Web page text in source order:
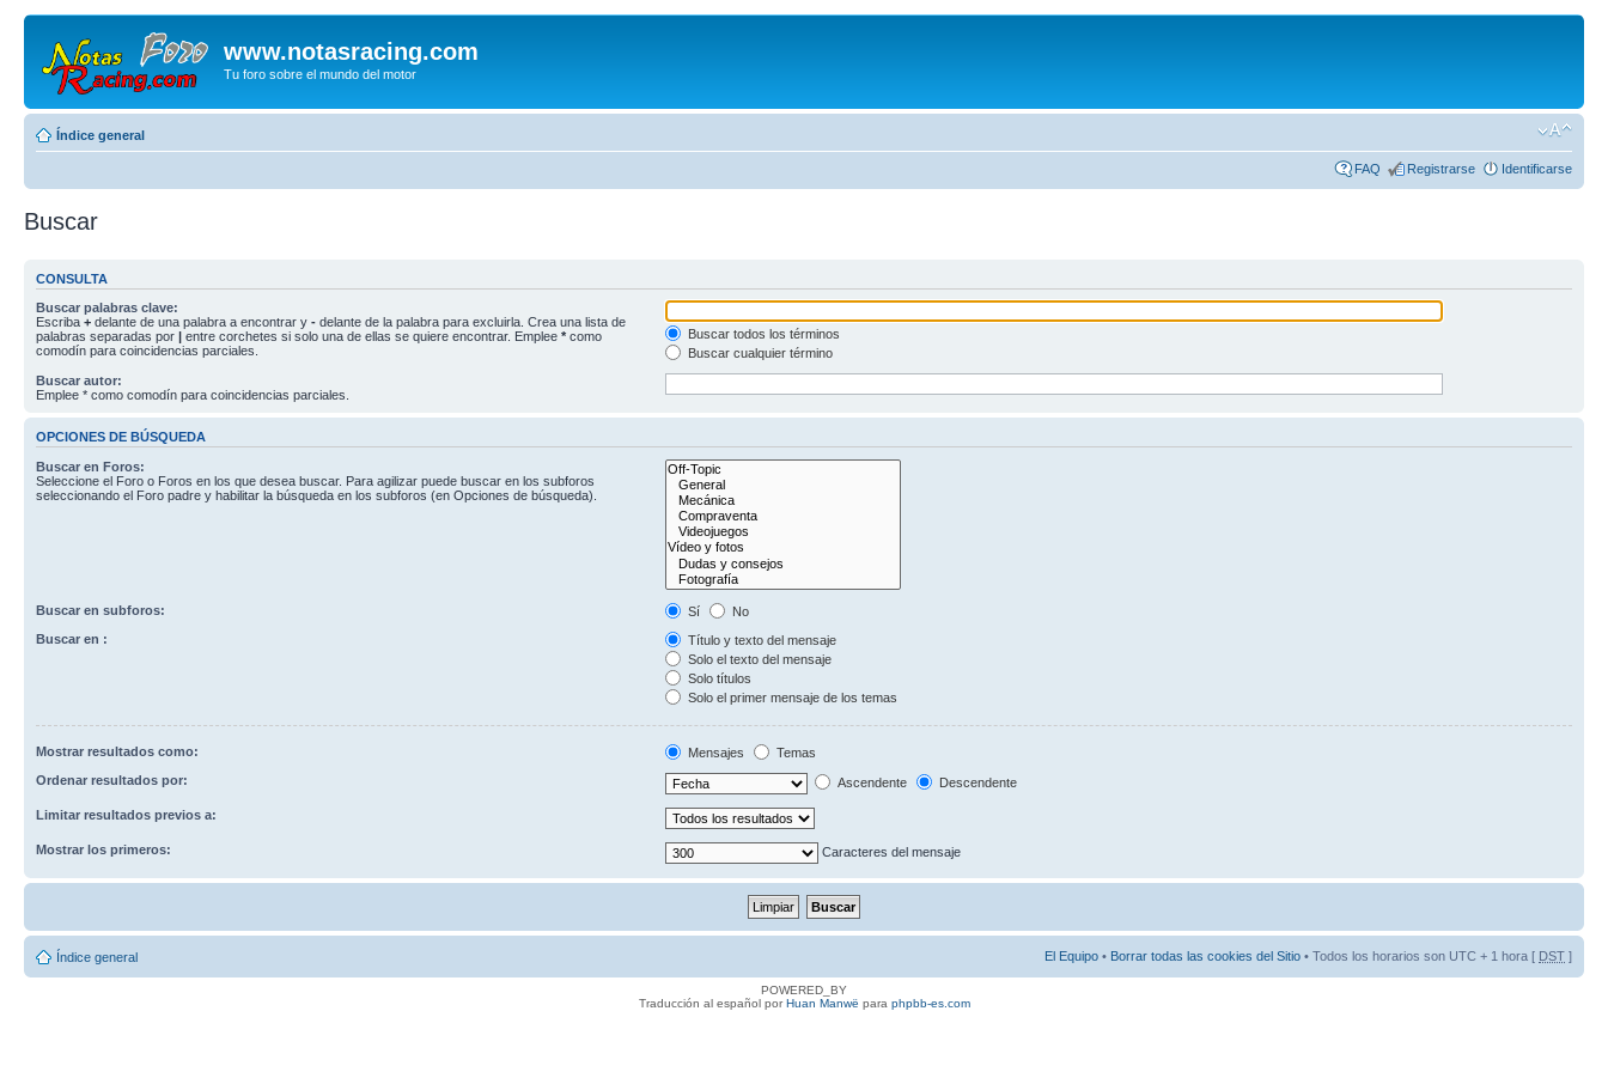
www.notasracing.com
Tu foro sobre el mundo del motor
Índice general
FAQ Registrarse Identificarse
Buscar
CONSULTA
Buscar palabras clave:
Escriba + delante de una palabra a encontrar y - delante de la palabra para excluirla. Crea una lista de
palabras separadas por | entre corchetes si solo una de ellas se quiere encontrar. Emplee * como
comodín para coincidencias parciales.
Buscar todos los términos
Buscar cualquier término
Buscar autor:
Emplee * como comodín para coincidencias parciales.
OPCIONES DE BÚSQUEDA
Buscar en Foros:
Seleccione el Foro o Foros en los que desea buscar. Para agilizar puede buscar en los subforos
seleccionando el Foro padre y habilitar la búsqueda en los subforos (en Opciones de búsqueda).
Buscar en subforos: Sí
No
Buscar en :
Título y texto del mensaje
Solo el texto del mensaje
Solo títulos
Solo el primer mensaje de los temas
Mostrar resultados como: Mensajes
Temas
Ordenar resultados por:
Ascendente Descendente
Limitar resultados previos a:
Mostrar los primeros: Caracteres del mensaje
Índice general El Equipo • Borrar todas las cookies del Sitio • Todos los horarios son UTC + 1 hora [ DST ]
POWERED_BY
Traducción al español porHuan Manwë para phpbb-es.com